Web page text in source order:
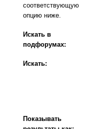
соответствующую
опцию ниже.
Искать в
подфорумах:
Искать:
Показывать